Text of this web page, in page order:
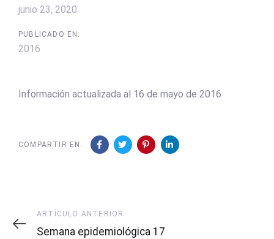
junio 23, 2020
PUBLICADO EN:
2016
Información actualizada al 16 de mayo de 2016
COMPARTIR EN:
Artículo
Anterior
ARTÍCULO ANTERIOR
Semana epidemiológica 17